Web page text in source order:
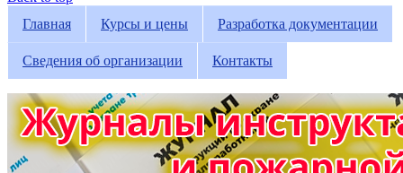
Главная
Курсы и цены Разработка документации
Сведения об организации Контакты